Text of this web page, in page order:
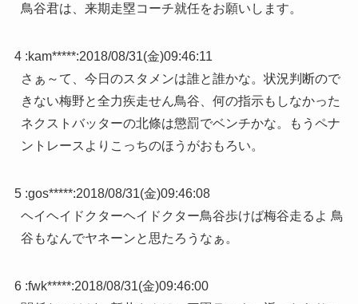
鳥谷君は、来期走塁コーチ就任をお願いします。
4 :kam*****:2018/08/31(金)09:46:11
さぁ～て、今日のスタメンは誰と誰かな。状況判断ので
きない梅野と全力疾走せん鳥谷、何の指示もしなかった
ネクストバッターの北條は懲罰でベンチかな。もうペナ
ントレースよりこっちのほうがおもろい。
5 :gos*****:2018/08/31(金)09:46:08
ヘイヘイドクターヘイドクター鳥谷歩けば梅谷走るよ 鳥
谷もなんでヤネーンと思たろうなぁ。
6 :fwk*****:2018/08/31(金)09:46:00